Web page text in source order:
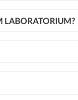
LABORATORIUM?